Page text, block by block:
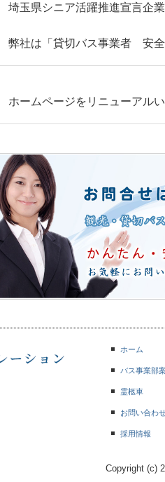
埼玉県シニア活躍推進宣言企
弊社は「貸切バス事業者 安全
ホームページをリニューアルい
ホーム
バス事業部
霊柩車
お問い合わ
採用情報
Copyright (c)